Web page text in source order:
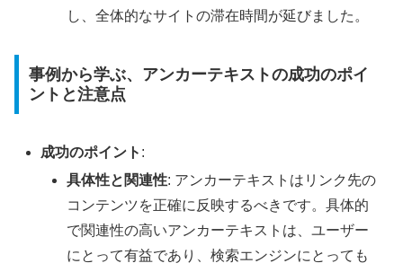
し、全体的なサイトの滞在時間が延びました。
事例から学ぶ、アンカーテキストの成功のポイ
ントと注意点
成功のポイント :
具体性と関連性: アンカーテキストはリンク先の
コンテンツを正確に反映するべきです。具体的
で関連性の高いアンカーテキストは、ユーザー
にとって有益であり、検索エンジンにとっても